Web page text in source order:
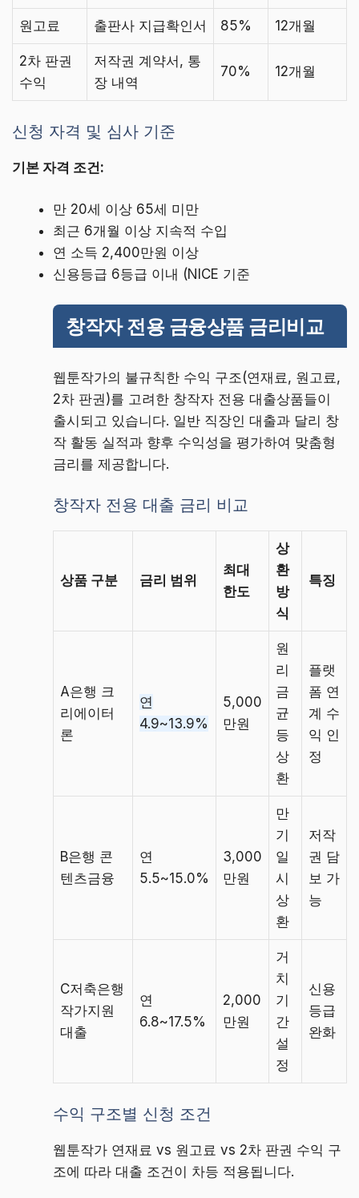
원고료 출판사 지급확인서 85% 12개월
2차 판권
수익
저작권 계약서, 통
장 내역
70% 12개월
신청 자격 및 심사 기준
기본 자격 조건:
만 20세 이상 65세 미만
최근 6개월 이상 지속적 수입
연 소득 2,400만원 이상
신용등급 6등급 이내 (NICE 기준
창작자 전용 금융상품 금리비교
웹툰작가의 불규칙한 수익 구조(연재료, 원고료,
2차 판권)를 고려한 창작자 전용 대출상품들이
출시되고 있습니다. 일반 직장인 대출과 달리 창
작 활동 실적과 향후 수익성을 평가하여 맞춤형
금리를 제공합니다.
창작자 전용 대출 금리 비교
상품 구분 금리 범위
최대
한도
상
환
방
식
특징
A은행 크
리에이터
론
연
4.9~13.9%
5,000
만원
원
리
금
균
등
상
환
플랫
폼 연
계 수
익 인
정
B은행 콘
텐츠금융
연
5.5~15.0%
3,000
만원
만
기
일
시
상
환
저작
권 담
보 가
능
C저축은행
작가지원
대출
연
6.8~17.5%
2,000
만원
거
치
기
간
설
정
신용
등급
완화
수익 구조별 신청 조건
웹툰작가 연재료 vs 원고료 vs 2차 판권 수익 구
조에 따라 대출 조건이 차등 적용됩니다.